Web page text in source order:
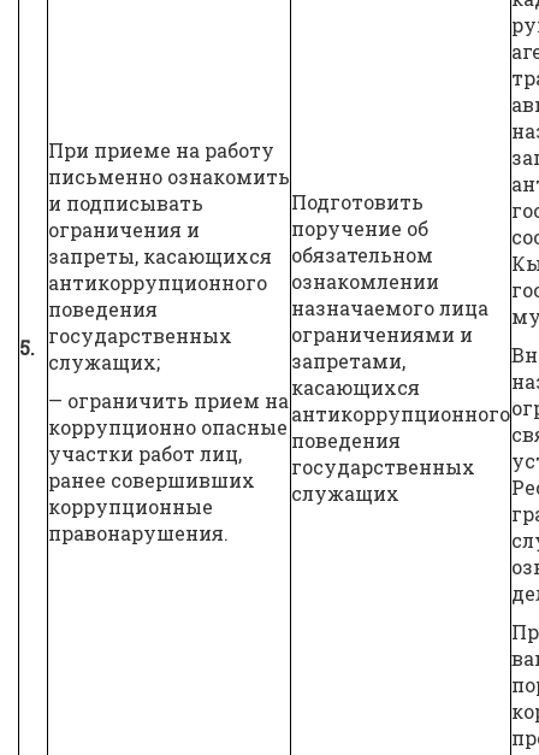
5.
При приеме на работу
письменно ознакомить
и подписывать
ограничения и
запреты, касающихся
антикоррупционного
поведения
государственных
служащих;
— ограничить прием на
коррупционно опасные
участки работ лиц,
ранее совершивших
коррупционные
правонарушения.
Подготовить
поручение об
обязательном
ознакомлении
назначаемого лица
ограничениями и
запретами,
касающихся
антикоррупционного
поведения
государственных
служащих